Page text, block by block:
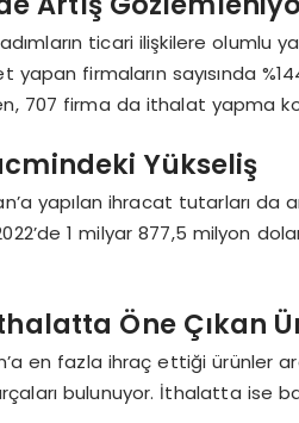
ticari ilişkilere olumlu
yapan firmaların sayısında
707 firma da ithalat yapma
Yükseliş
yapılan ihracat tutarları da
1 milyar 877,5 milyon
Öne Çıkan
en fazla ihraç ettiği ürünler
bulunuyor. İthalatta ise